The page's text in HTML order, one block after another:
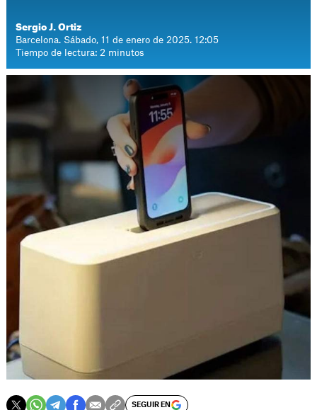
Sergio J. Ortiz
Barcelona. Sábado, 11 de enero de 2025. 12:05
Tiempo de lectura: 2 minutos
SEGUIR EN